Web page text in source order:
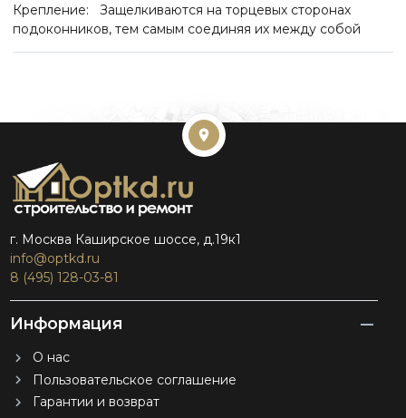
Крепление: Защелкиваются на торцевых сторонах
подоконников, тем самым соединяя их между собой
г. Москва Каширское шоссе, д.19к1
info@optkd.ru
8 (495) 128-03-81
Информация
О нас
Пользовательское соглашение
Гарантии и возврат